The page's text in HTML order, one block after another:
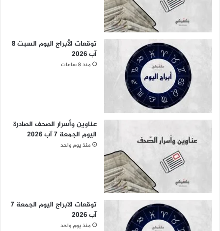
توقعات الأبراج اليوم السبت 8
آب 2026
منذ 8 ساعات
عناوين وأسرار الصحف الصادرة
اليوم الجمعة 7 آب 2026
منذ يوم واحد
توقعات الابراج اليوم الجمعة 7
آب 2026
منذ يوم واحد